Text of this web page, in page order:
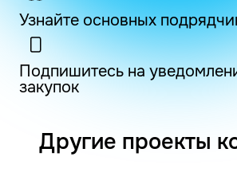
Узнайте основных
Подпишитесь на
закупок
Другие проекты